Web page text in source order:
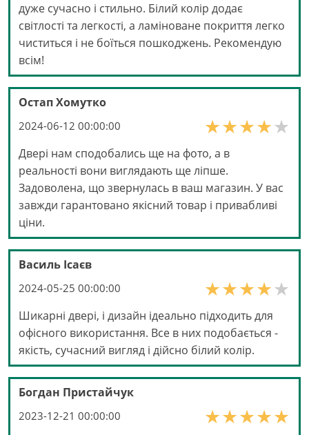
дуже сучасно і стильно. Білий колір додає
світлості та легкості, а ламіноване покриття легко
чиститься і не боїться пошкоджень. Рекомендую
всім!
Остап Хомутко
2024-06-12 00:00:00
Двері нам сподобались ще на фото, а в
реальності вони виглядають ще ліпше.
Задоволена, що звернулась в ваш магазин. У вас
завжди гарантовано якісний товар і привабливі
ціни.
Василь Ісаєв
2024-05-25 00:00:00
Шикарні двері, і дизайн ідеально підходить для
офісного використання. Все в них подобається -
якість, сучасний вигляд і дійсно білий колір.
Богдан Пристайчук
2023-12-21 00:00:00